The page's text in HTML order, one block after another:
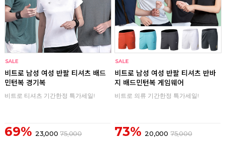
비트로 남성 여성 반팔 티셔츠 배드
민턴복 경기복
비트로 티셔츠 기간한정 특가세일!
69% 23,000 75,000
비트로 남성 여성 반팔 티셔츠 반바
지 배드민턴복 게임웨어
비트로 의류 기간한정 특가세일!
73% 20,000 75,000